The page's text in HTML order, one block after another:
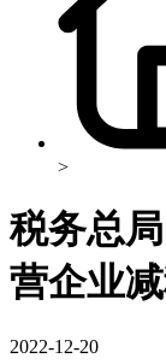
>
税务总
营企业
2022-12-20